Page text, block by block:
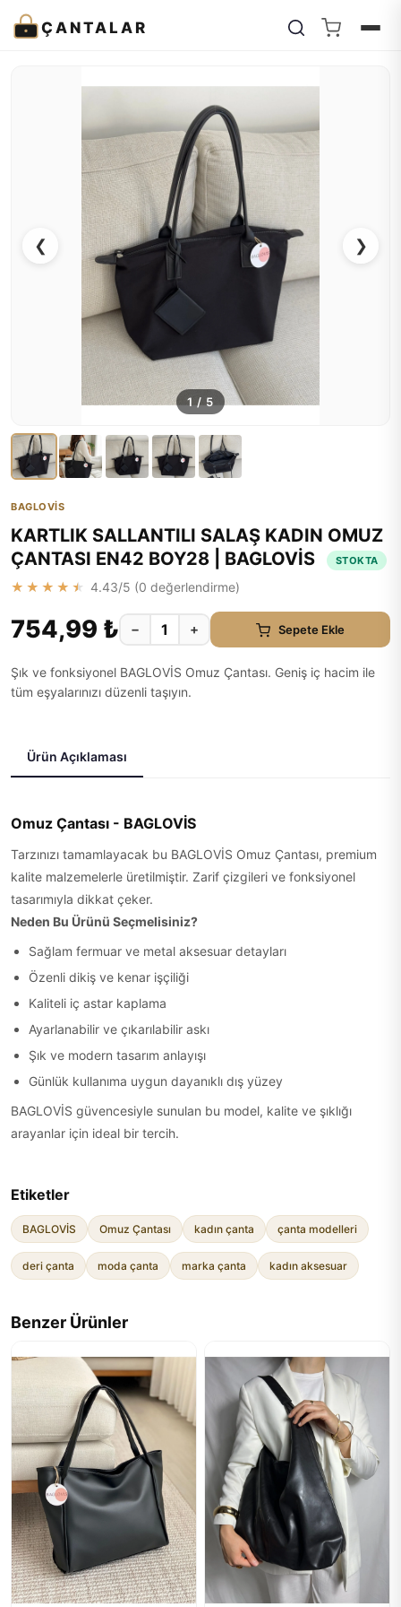
ÇANTALAR
❮ ❯
1 / 5
BAGLOVİS
KARTLIK SALLANTILI SALAŞ KADIN OMUZ
ÇANTASI EN42 BOY28 | BAGLOVİS
STOKTA
★★★★★ 4.43/5 (0 değerlendirme)
754,99 ₺ − + Sepete Ekle
Şık ve fonksiyonel BAGLOVİS Omuz Çantası. Geniş iç hacim ile
tüm eşyalarınızı düzenli taşıyın.
Ürün Açıklaması
Omuz Çantası - BAGLOVİS
Tarzınızı tamamlayacak bu BAGLOVİS Omuz Çantası, premium
kalite malzemelerle üretilmiştir. Zarif çizgileri ve fonksiyonel
tasarımıyla dikkat çeker.
Neden Bu Ürünü Seçmelisiniz?
Sağlam fermuar ve metal aksesuar detayları
Özenli dikiş ve kenar işçiliği
Kaliteli iç astar kaplama
Ayarlanabilir ve çıkarılabilir askı
Şık ve modern tasarım anlayışı
Günlük kullanıma uygun dayanıklı dış yüzey
BAGLOVİS güvencesiyle sunulan bu model, kalite ve şıklığı
arayanlar için ideal bir tercih.
Etiketler
BAGLOVİS Omuz Çantası kadın çanta çanta modelleri
deri çanta moda çanta marka çanta kadın aksesuar
Benzer Ürünler